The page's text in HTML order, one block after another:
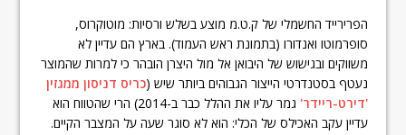
הפרירייד החשמלי של ק.ט.מ מוצע בשלש ורסיות: מוטוקרוס,
סופרמוטו ואנדורו (בתמונת ראש העמוד). בארץ הם עדיין לא
משווקים ובגישוש של היבואן אל מול היצרן הובהר כי למרות שהמוצר
נעטף בסטנדרטי הייצור הגבוהים ביותר שיש (כריס דניסון ממגזין
'דירט-ריידר'
גמר עליו את ההלל כבר ב-2014) הרי שהטווח הוא
עדיין עקב האכילס של הכלי: הוא לא סוגר שעה על המצבר הקיים.